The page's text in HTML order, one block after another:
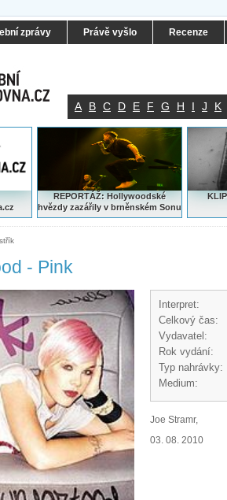
zprávy Právě vyšlo Recenze
A B C D E F G H I J K
REPORTÁŽ: Hollywoodské
hvězdy zazářily v brněnském Sonu
- Pink
Interpret:
Celkový čas:
Vydavatel:
Rok vydání:
Typ nahrávky:
Medium:
Joe Stramr,
03. 08. 2010